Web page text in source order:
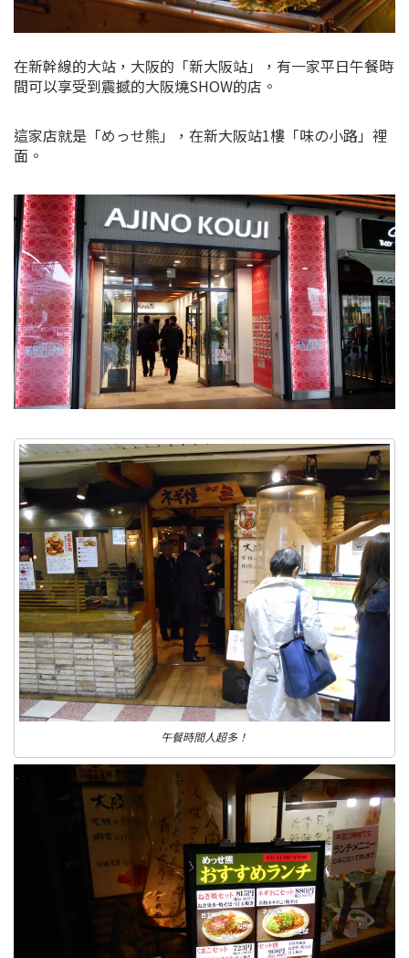
在新幹線的大站，大阪的「新大阪站」，有一家平日午餐時
間可以享受到震撼的大阪燒SHOW的店。
這家店就是「めっせ熊」，在新大阪站1樓「味の小路」裡
面。
午餐時間人超多！